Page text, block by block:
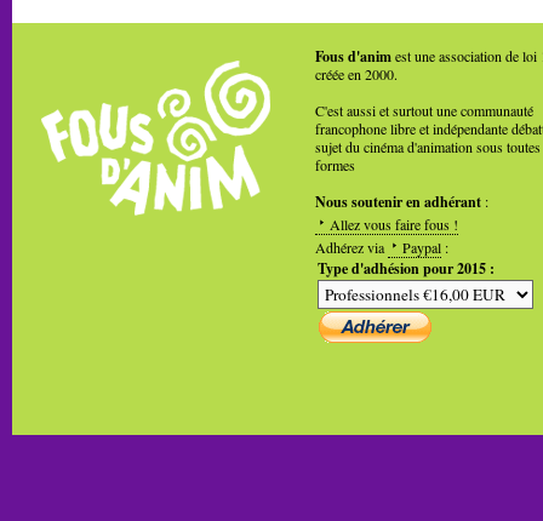
Fous d'animest une association de loi
créée en 2000.
C'est aussi et surtout une communauté
francophone libre et indépendante
sujet du cinéma d'animation sous toutes
formes
Nous soutenir en adhérant :
Allez vous faire fous !
Adhérez via
Paypal :
Type d'adhésion pour 2015 :